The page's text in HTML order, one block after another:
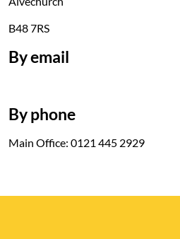
B48 7RS
By email
By phone
Main Office: 0121 445 2929